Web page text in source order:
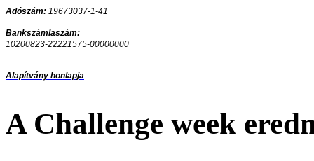
Adószám: 19673037-1-41
Bankszámlaszám:
10200823-22221575-00000000
Alapítvány honlapja
A Challenge week